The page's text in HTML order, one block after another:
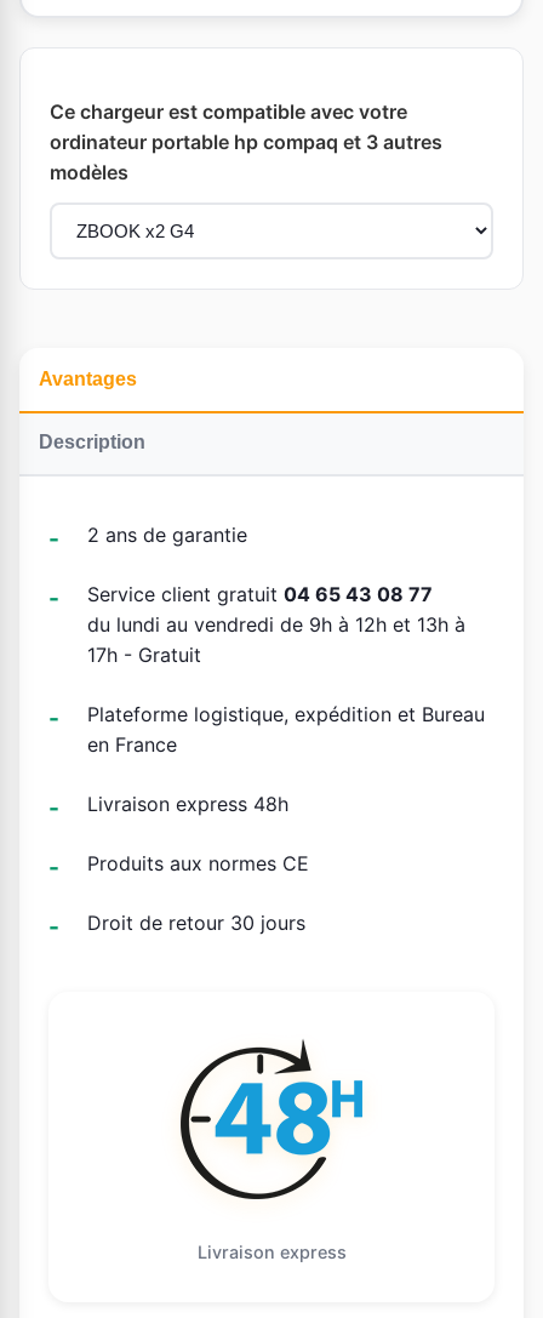
Ce chargeur est compatible avec votre
ordinateur portable hp compaq et 3 autres
modèles
Avantages
Description
2 ans de garantie
Service client gratuit 04 65 43 08 77
du lundi au vendredi de 9h à 12h et 13h à
17h - Gratuit
Plateforme logistique, expédition et Bureau
en France
Livraison express 48h
Produits aux normes CE
Droit de retour 30 jours
Livraison express